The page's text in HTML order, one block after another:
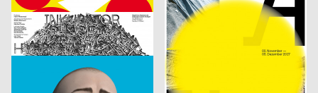
Studio Tillack Knöll D
2017
Inkubator – Maskierung
D
2017
Container Open
HAU Hebbel am Ufer, n e w f r o n t e a r s
Keep It Real
Riva Lisa
2017
Kino Xenix – Rumänien Reloaded